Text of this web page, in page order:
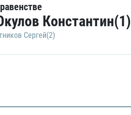
Константин(1)
Сергей(2)